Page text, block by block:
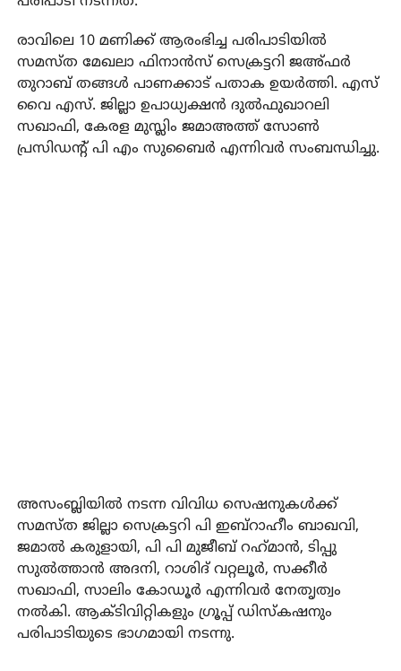
രാവിലെ 10 മണിക്ക് ആരംഭിച്ച പരിപാടിയിൽ
സമസ്ത മേഖലാ ഫിനാൻസ് സെക്രട്ടറി ജഅ്ഫർ
തുറാബ് തങ്ങൾ പാണക്കാട് പതാക ഉയർത്തി. എസ്
വൈ എസ്‌. ജില്ലാ ഉപാധ്യക്ഷൻ ദുൽഫുഖാറലി
സഖാഫി, കേരള മുസ്ലിം ജമാഅത്ത് സോൺ
പ്രസിഡന്റ് പി എം സുബൈർ എന്നിവർ സംബന്ധിച്ചു.
അസംബ്ലിയിൽ നടന്ന വിവിധ സെഷനുകൾക്ക്
സമസ്ത ജില്ലാ സെക്രട്ടറി പി ഇബ്‌റാഹീം ബാഖവി,
ജമാൽ കരുളായി, പി പി മുജീബ് റഹ്‌മാൻ, ടിപ്പു
സുൽത്താൻ അദനി, റാശിദ് വറ്റലൂർ, സക്കീർ
സഖാഫി, സാലിം കോഡൂർ എന്നിവർ നേതൃത്വം
നൽകി. ആക്ടിവിറ്റികളും ഗ്രൂപ്പ് ഡിസ്കഷനും
പരിപാടിയുടെ ഭാഗമായി നടന്നു.